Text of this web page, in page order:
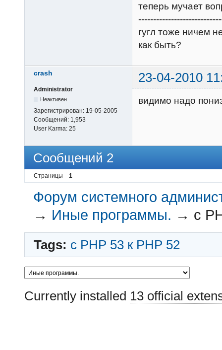
теперь мучает
гугл тоже ничем
как быть?
crash 23-04-2010
Administrator
Неактивен
Зарегистрирован: 19-05-2005
Сообщений: 1,953
User Karma: 25
видимо надо
Сообщений 2
Страницы 1
Форум системного
→ Иные программы. → c
Tags: c PHP 53 к PHP 52
Currently installed 13 official